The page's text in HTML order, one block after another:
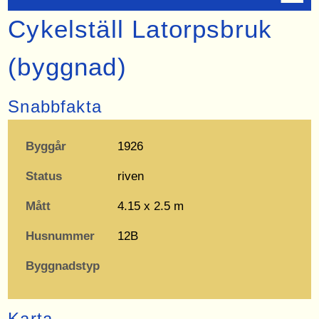
Cykelställ Latorpsbruk
(byggnad)
Snabbfakta
Byggår 1926
Status riven
Mått 4.15 x 2.5 m
Husnummer 12B
Byggnadstyp